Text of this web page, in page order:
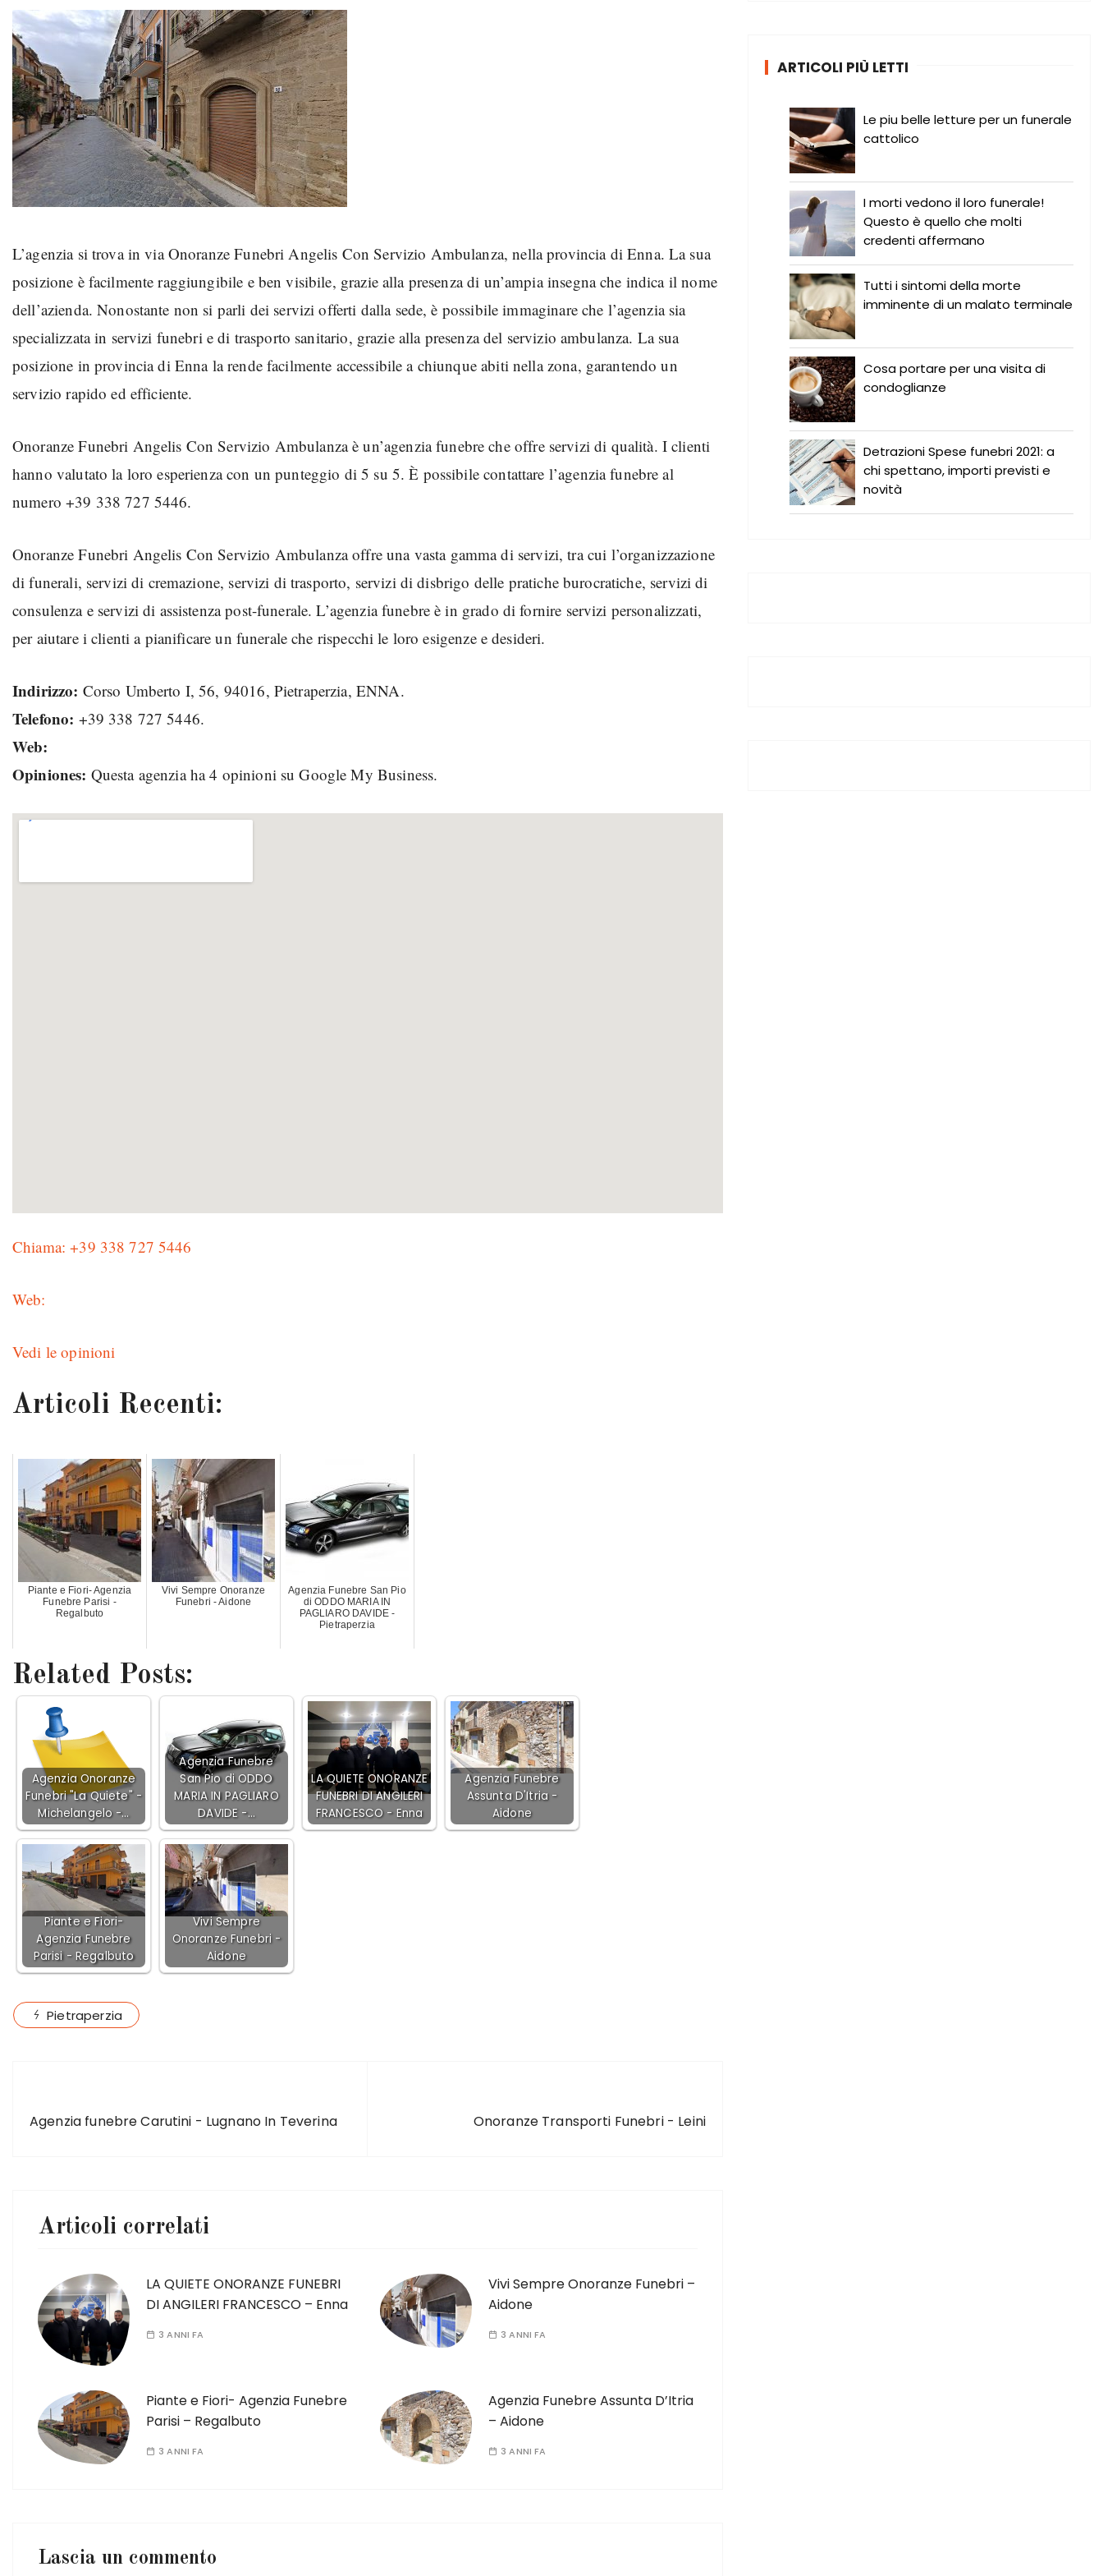
L’agenzia si trova in via Onoranze Funebri Angelis Con Servizio Ambulanza, nella provincia di Enna. La sua
posizione è facilmente raggiungibile e ben visibile, grazie alla presenza di un’ampia insegna che indica il nome
dell’azienda. Nonostante non si parli dei servizi offerti dalla sede, è possibile immaginare che l’agenzia sia
specializzata in servizi funebri e di trasporto sanitario, grazie alla presenza del servizio ambulanza. La sua
posizione in provincia di Enna la rende facilmente accessibile a chiunque abiti nella zona, garantendo un
servizio rapido ed efficiente.
Onoranze Funebri Angelis Con Servizio Ambulanza è un’agenzia funebre che offre servizi di qualità. I clienti
hanno valutato la loro esperienza con un punteggio di 5 su 5. È possibile contattare l’agenzia funebre al
numero +39 338 727 5446.
Onoranze Funebri Angelis Con Servizio Ambulanza offre una vasta gamma di servizi, tra cui l’organizzazione
di funerali, servizi di cremazione, servizi di trasporto, servizi di disbrigo delle pratiche burocratiche, servizi di
consulenza e servizi di assistenza post-funerale. L’agenzia funebre è in grado di fornire servizi personalizzati,
per aiutare i clienti a pianificare un funerale che rispecchi le loro esigenze e desideri.
Indirizzo: Corso Umberto I, 56, 94016, Pietraperzia, ENNA.
Telefono: +39 338 727 5446.
Web:
Opiniones: Questa agenzia ha 4 opinioni su Google My Business.
Chiama: +39 338 727 5446
Web:
Vedi le opinioni
Articoli Recenti:
Piante e Fiori- Agenzia
Funebre Parisi -
Regalbuto
Vivi Sempre Onoranze
Funebri - Aidone
Agenzia Funebre San Pio
di ODDO MARIA IN
PAGLIARO DAVIDE -
Pietraperzia
Related Posts:
Agenzia Onoranze
Funebri "La Quiete" -
Michelangelo -…
Agenzia Funebre
San Pio di ODDO
MARIA IN PAGLIARO
DAVIDE -…
LA QUIETE ONORANZE
FUNEBRI DI ANGILERI
FRANCESCO - Enna
Agenzia Funebre
Assunta D'Itria -
Aidone
Piante e Fiori-
Agenzia Funebre
Parisi - Regalbuto
Vivi Sempre
Onoranze Funebri -
Aidone
Pietraperzia
Agenzia funebre Carutini - Lugnano In Teverina Onoranze Transporti Funebri - Leini
Articoli correlati
LA QUIETE ONORANZE FUNEBRI
DI ANGILERI FRANCESCO – Enna
3 ANNI FA
Vivi Sempre Onoranze Funebri –
Aidone
3 ANNI FA
Piante e Fiori- Agenzia Funebre
Parisi – Regalbuto
3 ANNI FA
Agenzia Funebre Assunta D’Itria
– Aidone
3 ANNI FA
Lascia un commento
ARTICOLI PIÙ LETTI
Le piu belle letture per un funerale
cattolico
I morti vedono il loro funerale!
Questo è quello che molti
credenti affermano
Tutti i sintomi della morte
imminente di un malato terminale
Cosa portare per una visita di
condoglianze
Detrazioni Spese funebri 2021: a
chi spettano, importi previsti e
novità